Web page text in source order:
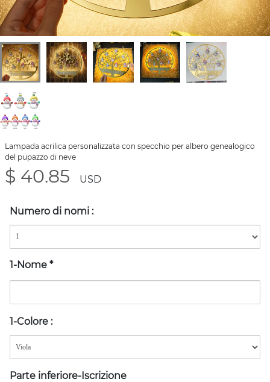
Lampada acrilica personalizzata con specchio per albero genealogico
del pupazzo di neve
$ 40.85 USD
Numero di nomi :
1-Nome *
1-Colore :
Parte inferiore-Iscrizione